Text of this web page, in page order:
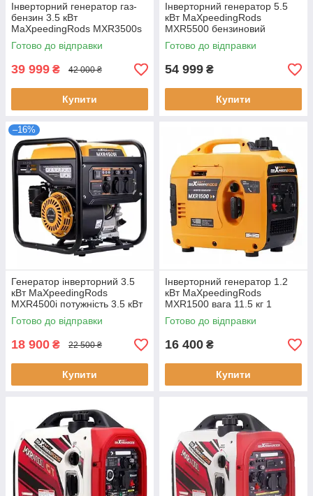
Інверторний генератор газ-
бензин 3.5 кВт
MaXpeedingRods MXR3500s
потужність 3200 Вт об'єм
бака 5.7 л
Готово до відправки
39 999 ₴ 42 000 ₴
Купити
Інверторний генератор 5.5
кВт MaXpeedingRods
MXR5500 бензиновий
електричний старт
компактний резервний
Готово до відправки
54 999 ₴
Купити
–16%
Генератор інверторний 3.5
кВт MaXpeedingRods
MXR4500i потужність 3.5 кВт
вага 26 кг
Готово до відправки
18 900 ₴ 22 500 ₴
Купити
Інверторний генератор 1.2
кВт MaXpeedingRods
MXR1500 вага 11.5 кг 1
розетка 230 В 16 А 2 порти
USB
Готово до відправки
16 400 ₴
Купити